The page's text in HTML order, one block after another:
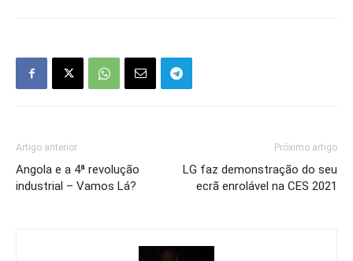
Artigo anterior
Angola e a 4ª revolução
industrial – Vamos Lá?
Próximo artigo
LG faz demonstração do seu
ecrã enrolável na CES 2021